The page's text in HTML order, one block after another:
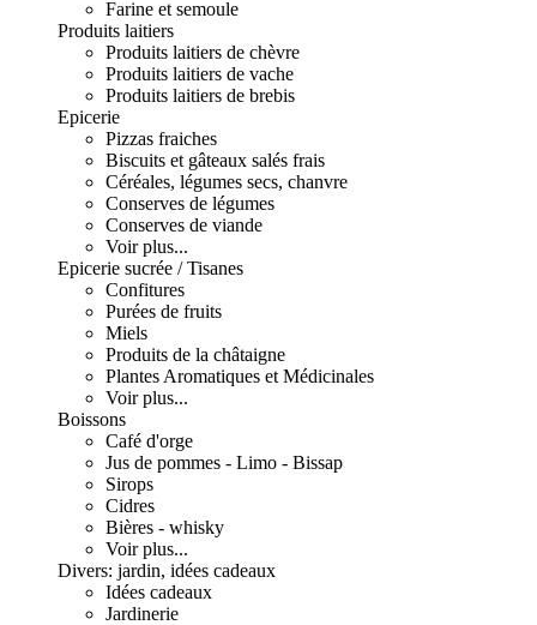
Farine et semoule
Produits laitiers
Produits laitiers de chèvre
Produits laitiers de vache
Produits laitiers de brebis
Epicerie
Pizzas fraiches
Biscuits et gâteaux salés frais
Céréales, légumes secs, chanvre
Conserves de légumes
Conserves de viande
Voir plus...
Epicerie sucrée / Tisanes
Confitures
Purées de fruits
Miels
Produits de la châtaigne
Plantes Aromatiques et Médicinales
Voir plus...
Boissons
Café d'orge
Jus de pommes - Limo - Bissap
Sirops
Cidres
Bières - whisky
Voir plus...
Divers: jardin, idées cadeaux
Idées cadeaux
Jardinerie